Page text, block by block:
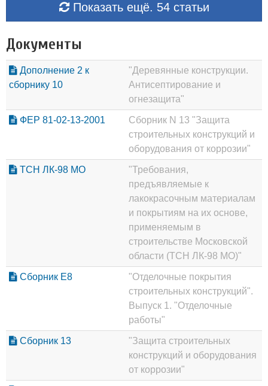
Показать ещё. 54 статьи
Документы
Дополнение 2 к
сборнику 10
"Деревянные конструкции.
Антисептирование и
огнезащита"
ФЕР 81-02-13-2001
Сборник N 13 "Защита
строительных конструкций и
оборудования от коррозии"
ТСН ЛК-98 МО
"Требования,
предъявляемые к
лакокрасочным материалам
и покрытиям на их основе,
применяемым в
строительстве Московской
области (ТСН ЛК-98 МО)"
Сборник Е8
"Отделочные покрытия
строительных конструкций".
Выпуск 1. "Отделочные
работы"
Сборник 13
"Защита строительных
конструкций и оборудования
от коррозии"